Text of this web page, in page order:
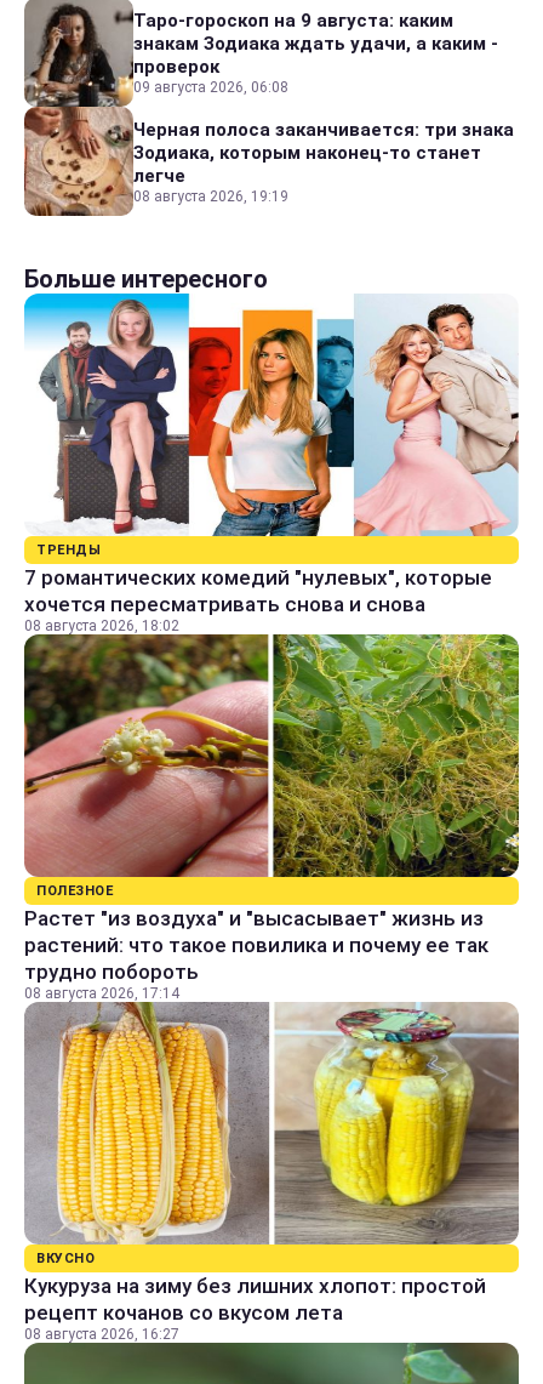
Таро-гороскоп на 9 августа: каким
знакам Зодиака ждать удачи, а каким -
проверок
09 августа 2026, 06:08
Черная полоса заканчивается: три знака
Зодиака, которым наконец-то станет
легче
08 августа 2026, 19:19
Больше интересного
ТРЕНДЫ
7 романтических комедий "нулевых", которые
хочется пересматривать снова и снова
08 августа 2026, 18:02
ПОЛЕЗНОЕ
Растет "из воздуха" и "высасывает" жизнь из
растений: что такое повилика и почему ее так
трудно побороть
08 августа 2026, 17:14
ВКУСНО
Кукуруза на зиму без лишних хлопот: простой
рецепт кочанов со вкусом лета
08 августа 2026, 16:27